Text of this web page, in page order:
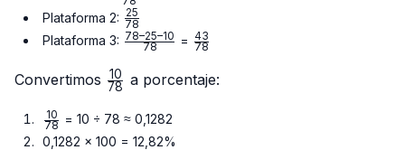
{78}
Plataforma 2: \frac{25}
{78}
78
25
Plataforma 3: \frac{78
10}{78}
78
78–25–10 = \frac{43}
78
43
Convertimos \frac{10}
78
10 a porcentaje:
\frac{10}
{78}
78
10
= 10 ÷ 78 ≈ 0,1282
0,1282 × 100 = 12,82%